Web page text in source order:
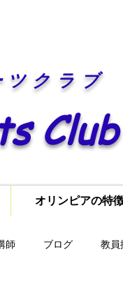
ツクラ
オリンピアの特
師 ブログ 教員